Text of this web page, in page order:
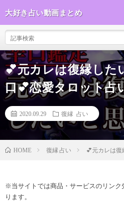
大好き占い動画まとめ
💕元カレは復縁した
口💕恋愛タロット占
2020.09.29 復縁 占い
HOME 復縁 占い 💕元カレは
※当サイトでは商品・サービスのリンク
ります。